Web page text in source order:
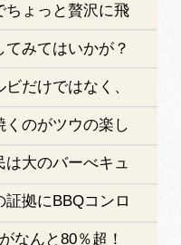
ちょっと贅沢に飛
みてはいかが？
だけではなく、
くのがツウの楽し
大のバーべキュ
拠にBBQコンロ
なんと80％超！